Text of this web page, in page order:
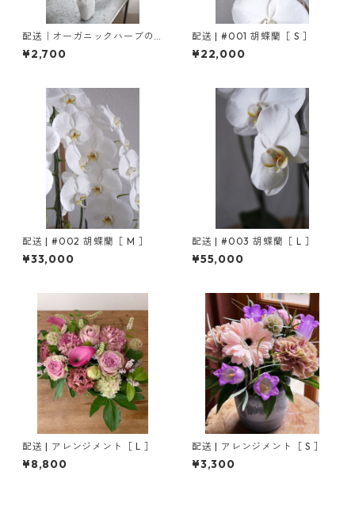
配送｜オーガニックハーブの
ブーケ
¥2,700
配送 | #001 胡蝶蘭［ S ］
¥22,000
配送 | #002 胡蝶蘭［ M ］
¥33,000
配送 | #003 胡蝶蘭［ L ］
¥55,000
配送 | アレンジメント［ L ］
¥8,800
配送 | アレンジメント［ S ］
¥3,300